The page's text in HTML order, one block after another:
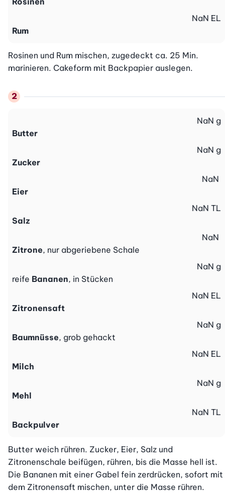
Rum
NaN EL
Rosinen und Rum mischen, zugedeckt ca. 25 Min.
marinieren. Cakeform mit Backpapier auslegen.
Butter
NaN g
Zucker
NaN g
Eier
NaN
Salz
NaN TL
Zitrone, nur abgeriebene Schale
NaN
reife Bananen, in Stücken
NaN g
Zitronensaft
NaN EL
Baumnüsse, grob gehackt
NaN g
Milch
NaN EL
Mehl
NaN g
Backpulver
NaN TL
Butter weich rühren. Zucker, Eier, Salz und
Zitronenschale beifügen, rühren, bis die Masse hell ist.
Die Bananen mit einer Gabel fein zerdrücken, sofort mit
dem Zitronensaft mischen, unter die Masse rühren.